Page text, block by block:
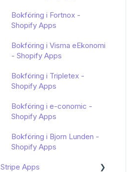
Ordlista
Manipulator conditions
Sharespine API
Bokföring av Klarna -
Bokföring av Stripe -
Bokföring av
Marketplace
Bokföring i Fortnox -
Shopify Apps
Bokföring i Visma eEkonomi
- Shopify Apps
Bokföring i Tripletex -
Shopify Apps
Bokföring i e-conomic -
Shopify Apps
Bokföring i Bjorn Lunden -
Shopify Apps
Stripe Apps